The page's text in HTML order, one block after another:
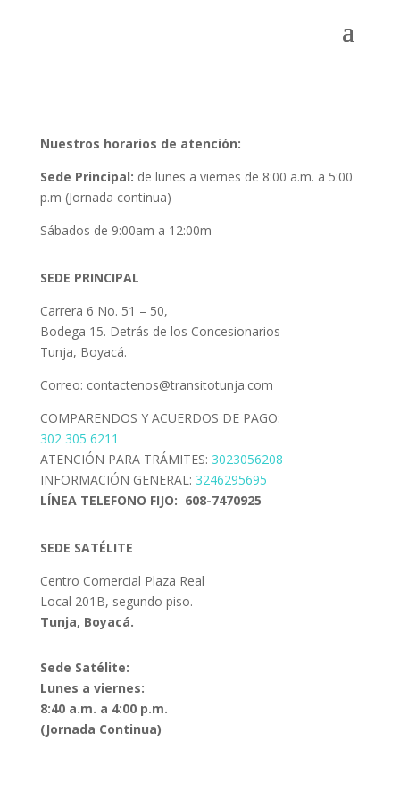
Nuestros horarios de atención:
Sede Principal: de lunes a viernes de 8:00 a.m. a 5:00
p.m (Jornada continua)
Sábados de 9:00am a 12:00m
SEDE PRINCIPAL
Carrera 6 No. 51 – 50,
Bodega 15. Detrás de los Concesionarios
Tunja, Boyacá.
Correo: contactenos@transitotunja.com
COMPARENDOS Y ACUERDOS DE PAGO:
302 305 6211
ATENCIÓN PARA TRÁMITES: 3023056208
INFORMACIÓN GENERAL: 3246295695
LÍNEA TELEFONO FIJO: 608-7470925
SEDE SATÉLITE
Centro Comercial Plaza Real
Local 201B, segundo piso.
Tunja, Boyacá.
Sede Satélite:
Lunes a viernes:
8:40 a.m. a 4:00 p.m.
(Jornada Continua)